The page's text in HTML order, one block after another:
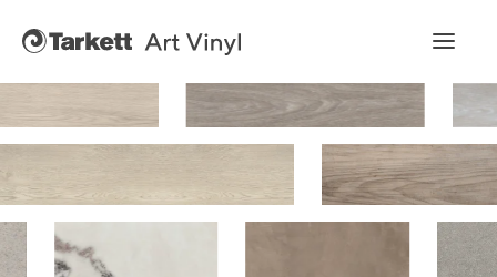
Art Vinyl
Коллекции